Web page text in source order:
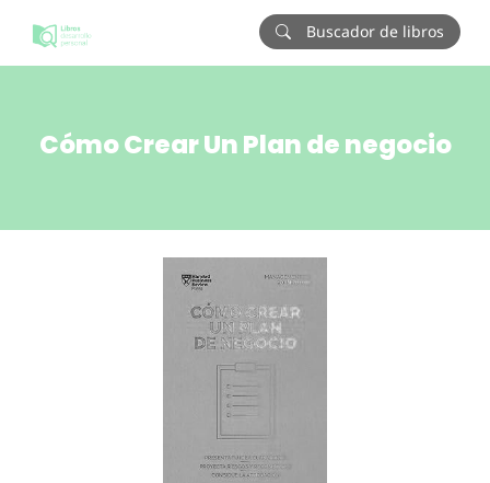
Buscador de libros
Cómo Crear Un Plan de negocio